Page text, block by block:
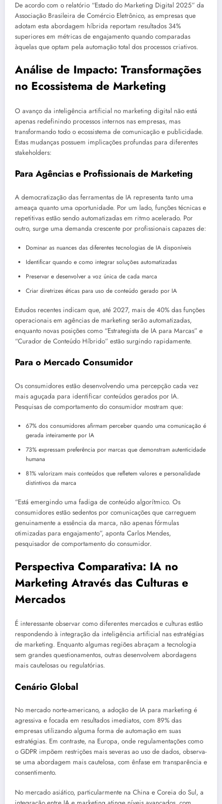
De acordo com o relatório “Estado do Marketing Digital 2025” da
Associação Brasileira de Comércio Eletrônico, as empresas que
adotam esta abordagem híbrida reportam resultados 34%
superiores em métricas de engajamento quando comparadas
àquelas que optam pela automação total dos processos criativos.
Análise de Impacto: Transformações
no Ecossistema de Marketing
O avanço da inteligência artificial no marketing digital não está
apenas redefinindo processos internos nas empresas, mas
transformando todo o ecossistema de comunicação e publicidade.
Estas mudanças possuem implicações profundas para diferentes
stakeholders:
Para Agências e Profissionais de Marketing
A democratização das ferramentas de IA representa tanto uma
ameaça quanto uma oportunidade. Por um lado, funções técnicas e
repetitivas estão sendo automatizadas em ritmo acelerado. Por
outro, surge uma demanda crescente por profissionais capazes de:
Dominar as nuances das diferentes tecnologias de IA disponíveis
Identificar quando e como integrar soluções automatizadas
Preservar e desenvolver a voz única de cada marca
Criar diretrizes éticas para uso de conteúdo gerado por IA
Estudos recentes indicam que, até 2027, mais de 40% das funções
operacionais em agências de marketing serão automatizadas,
enquanto novas posições como “Estrategista de IA para Marcas” e
“Curador de Conteúdo Híbrido” estão surgindo rapidamente.
Para o Mercado Consumidor
Os consumidores estão desenvolvendo uma percepção cada vez
mais aguçada para identificar conteúdos gerados por IA.
Pesquisas de comportamento do consumidor mostram que:
67% dos consumidores afirmam perceber quando uma comunicação é
gerada inteiramente por IA
73% expressam preferência por marcas que demonstram autenticidade
humana
81% valorizam mais conteúdos que refletem valores e personalidade
distintivos da marca
“Está emergindo uma fadiga de conteúdo algorítmico. Os
consumidores estão sedentos por comunicações que carreguem
genuinamente a essência da marca, não apenas fórmulas
otimizadas para engajamento”, aponta Carlos Mendes,
pesquisador de comportamento do consumidor.
Perspectiva Comparativa: IA no
Marketing Através das Culturas e
Mercados
É interessante observar como diferentes mercados e culturas estão
respondendo à integração da inteligência artificial nas estratégias
de marketing. Enquanto algumas regiões abraçam a tecnologia
sem grandes questionamentos, outras desenvolvem abordagens
mais cautelosas ou regulatórias.
Cenário Global
No mercado norte-americano, a adoção de IA para marketing é
agressiva e focada em resultados imediatos, com 89% das
empresas utilizando alguma forma de automação em suas
estratégias. Em contraste, na Europa, onde regulamentações como
o GDPR impõem restrições mais severas ao uso de dados, observa-
se uma abordagem mais cautelosa, com ênfase em transparência e
consentimento.
No mercado asiático, particularmente na China e Coreia do Sul, a